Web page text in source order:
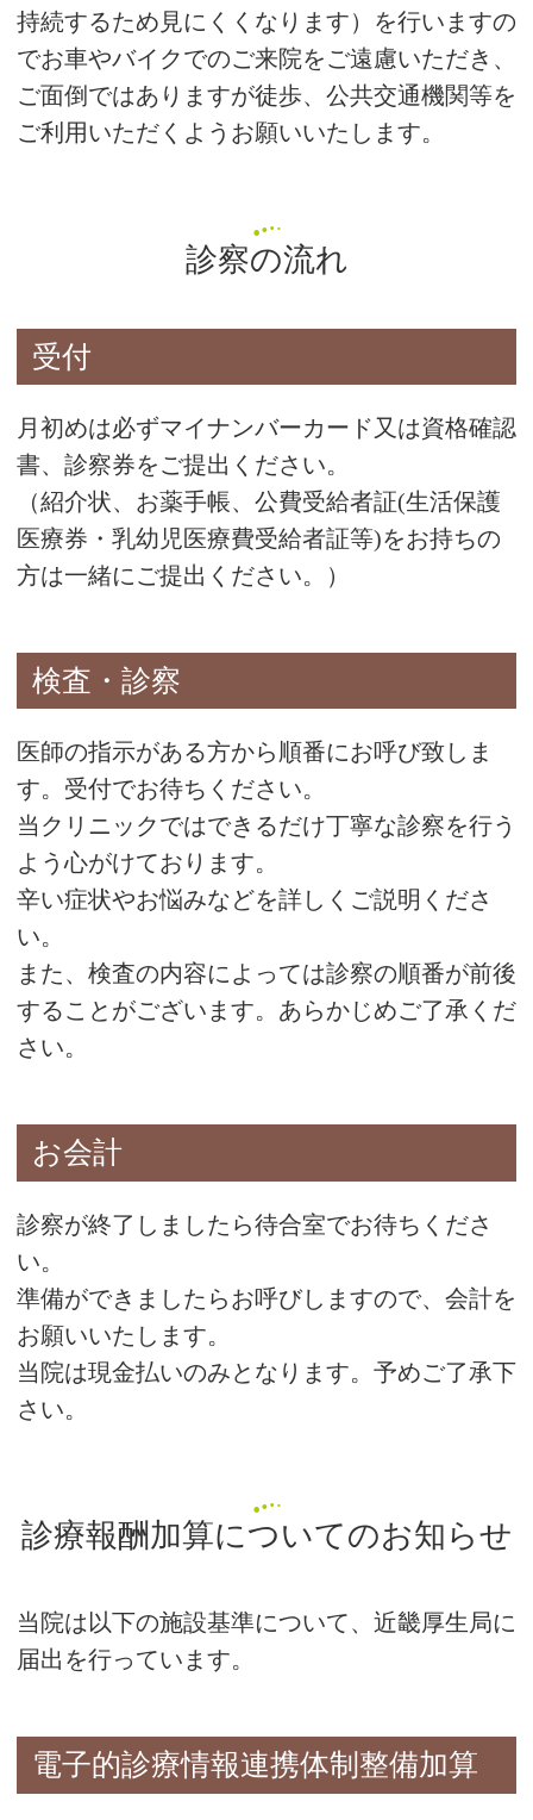
持続するため見にくくなります）を行いますの
でお車やバイクでのご来院をご遠慮いただき、
ご面倒ではありますが徒歩、公共交通機関等を
ご利用いただくようお願いいたします。
診察の流れ
受付
月初めは必ずマイナンバーカード又は資格確認
書、診察券をご提出ください。
（紹介状、お薬手帳、公費受給者証(生活保護
医療券・乳幼児医療費受給者証等)をお持ちの
方は一緒にご提出ください。）
検査・診察
医師の指示がある方から順番にお呼び致しま
す。受付でお待ちください。
当クリニックではできるだけ丁寧な診察を行う
よう心がけております。
辛い症状やお悩みなどを詳しくご説明くださ
い。
また、検査の内容によっては診察の順番が前後
することがございます。あらかじめご了承くだ
さい。
お会計
診察が終了しましたら待合室でお待ちくださ
い。
準備ができましたらお呼びしますので、会計を
お願いいたします。
当院は現金払いのみとなります。予めご了承下
さい。
診療報酬加算についてのお知らせ
当院は以下の施設基準について、近畿厚生局に
届出を行っています。
電子的診療情報連携体制整備加算